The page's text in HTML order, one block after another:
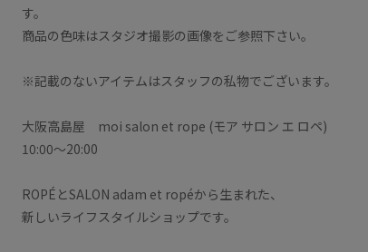
す。
商品の色味はスタジオ撮影の画像をご参照下さい。
※記載のないアイテムはスタッフの私物でございます。
大阪高島屋 moi salon et rope (モア サロン エ ロペ)
10:00〜20:00
ROPÉとSALON adam et ropéから生まれた、
新しいライフスタイルショップです。